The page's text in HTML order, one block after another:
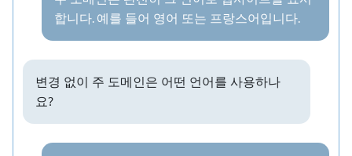
합니다. 예를 들어 영어 또는 프랑스어입니다.
변경 없이 주 도메인은 어떤 언어를 사용하나
요?